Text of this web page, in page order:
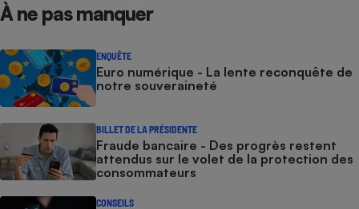
À ne pas manquer
ENQUÊTE
Euro numérique - La lente reconquête de
notre souveraineté
BILLET DE LA PRÉSIDENTE
Fraude bancaire - Des progrès restent
attendus sur le volet de la protection des
consommateurs
CONSEILS